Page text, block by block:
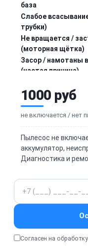
база
Слабое
трубки)
Не вращается /
(моторная щётка)
Засор / намотаны
(частая причина)
контейнера
Шумит / вибрирует
дисбаланс)
Запах горелого
на щётке)
Засорён / требует
фильтр
мощности
Сломан / расшатан
соединительный
Не работает
Не работает
1000 руб
не включается / нет
Пылесос не
аккумулятор,
Диагностика и
Телефон
Согласен на обработку